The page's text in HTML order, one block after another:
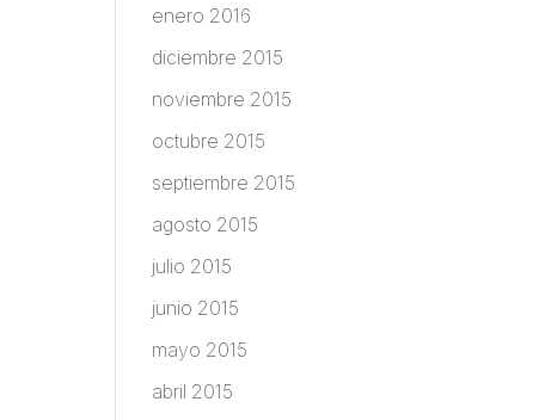
enero 2016
diciembre 2015
noviembre 2015
octubre 2015
septiembre 2015
agosto 2015
julio 2015
junio 2015
mayo 2015
abril 2015